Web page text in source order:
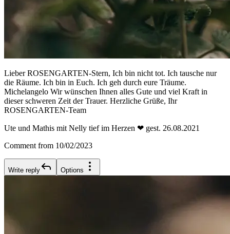
Lieber ROSENGARTEN-Stern, Ich bin nicht tot. Ich tausche nur
die Räume. Ich bin in Euch. Ich geh durch eure Träume.
Michelangelo Wir wünschen Ihnen alles Gute und viel Kraft in
dieser schweren Zeit der Trauer. Herzliche Grüße, Ihr
ROSENGARTEN-Team
Ute und Mathis mit Nelly tief im Herzen ❤ gest. 26.08.2021
Comment from 10/02/2023
Write reply Options